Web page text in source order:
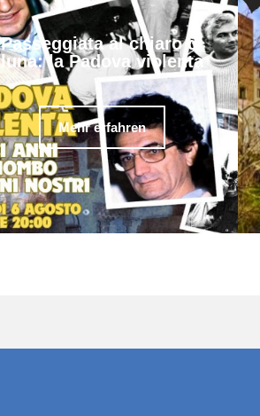
Passeggiata al chiaro di
luna: la Padova violenta
Mehr erfahren